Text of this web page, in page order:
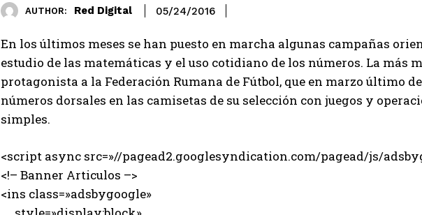
AUTHOR: Red Digital 05/24/2016
En los últimos meses se han puesto en marcha algunas campañas
estudio de las matemáticas y el uso cotidiano de los números. La más
protagonista a la Federación Rumana de Fútbol, que en marzo último
números dorsales en las camisetas de su selección con juegos y
simples.
<script async src=»//pagead2.googlesyndication.com/pagead/js/
<!– Banner Articulos –>
<ins class=»adsbygoogle»